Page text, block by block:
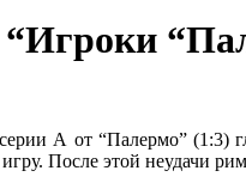
А от “Палермо” (1:3)
После этой неудачи